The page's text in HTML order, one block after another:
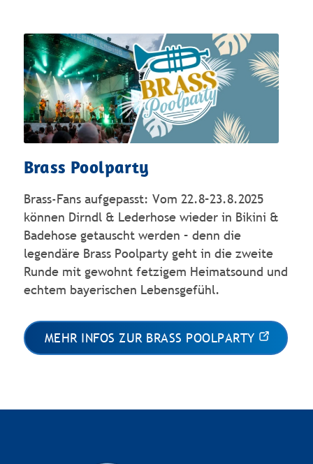
Brass Poolparty
Brass-Fans aufgepasst: Vom 22.8–23.8.2025
können Dirndl & Lederhose wieder in Bikini &
Badehose getauscht werden – denn die
legendäre Brass Poolparty geht in die zweite
Runde mit gewohnt fetzigem Heimatsound und
echtem bayerischen Lebensgefühl.
MEHR INFOS ZUR BRASS POOLPARTY